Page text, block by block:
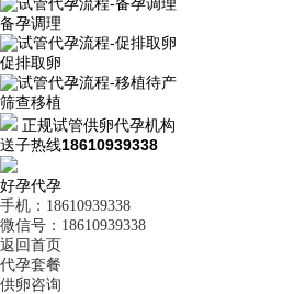
备孕调理
促排取卵
筛查移植
正规试管供卵代孕机构
送子热线18610939338
好孕代孕
手机：18610939338
微信号：18610939338
返回首页
代孕套餐
供卵咨询